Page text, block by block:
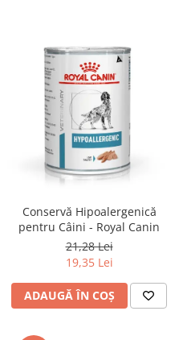
Conservă Hipoalergenică
pentru Câini - Royal Canin
21,28 Lei
19,35 Lei
ADAUGĂ ÎN COȘ